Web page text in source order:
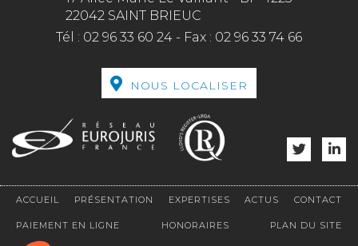
22042 SAINT BRIEUC
Tél : 02 96 33 60 24 - Fax : 02 96 33 74 66
NOUS LOCALISER
ACCUEIL PRÉSENTATION EXPERTISES ACTUS CONTACT
PAIEMENT EN LIGNE HONORAIRES PLAN DU SITE